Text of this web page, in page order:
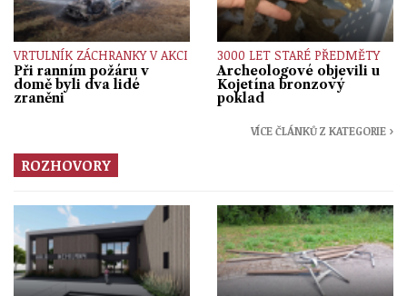
VRTULNÍK ZÁCHRANKY V AKCI
Při ranním požáru v
domě byli dva lidé
zraněni
3000 LET STARÉ PŘEDMĚTY
Archeologové objevili u
Kojetína bronzový
poklad
VÍCE ČLÁNKŮ Z KATEGORIE ›
ROZHOVORY